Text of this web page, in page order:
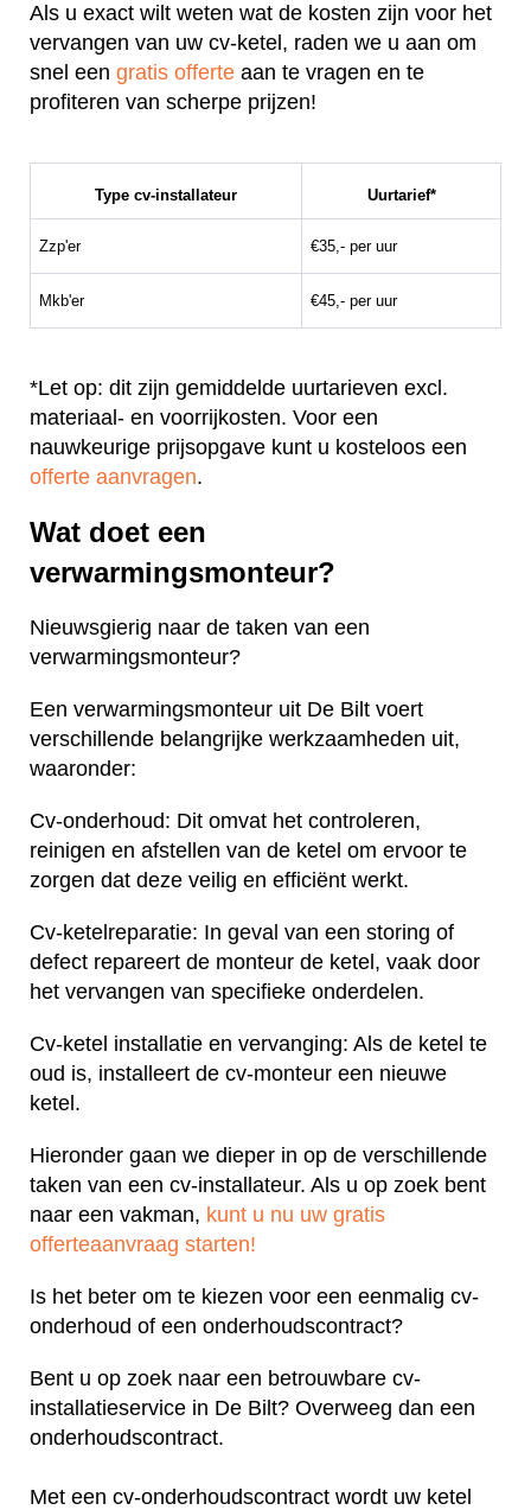
Als u exact wilt weten wat de kosten zijn voor het
vervangen van uw cv-ketel, raden we u aan om
snel een gratis offerte aan te vragen en te
profiteren van scherpe prijzen!
Type cv-installateur Uurtarief*
Zzp'er €35,- per uur
Mkb'er €45,- per uur
*Let op: dit zijn gemiddelde uurtarieven excl.
materiaal- en voorrijkosten. Voor een
nauwkeurige prijsopgave kunt u kosteloos een
offerte aanvragen.
Wat doet een
verwarmingsmonteur?
Nieuwsgierig naar de taken van een
verwarmingsmonteur?
Een verwarmingsmonteur uit De Bilt voert
verschillende belangrijke werkzaamheden uit,
waaronder:
Cv-onderhoud: Dit omvat het controleren,
reinigen en afstellen van de ketel om ervoor te
zorgen dat deze veilig en efficiënt werkt.
Cv-ketelreparatie: In geval van een storing of
defect repareert de monteur de ketel, vaak door
het vervangen van specifieke onderdelen.
Cv-ketel installatie en vervanging: Als de ketel te
oud is, installeert de cv-monteur een nieuwe
ketel.
Hieronder gaan we dieper in op de verschillende
taken van een cv-installateur. Als u op zoek bent
naar een vakman, kunt u nu uw gratis
offerteaanvraag starten!
Is het beter om te kiezen voor een eenmalig cv-
onderhoud of een onderhoudscontract?
Bent u op zoek naar een betrouwbare cv-
installatieservice in De Bilt? Overweeg dan een
onderhoudscontract.
Met een cv-onderhoudscontract wordt uw ketel